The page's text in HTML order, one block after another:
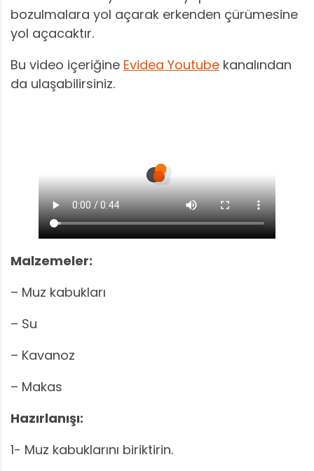
bozulmalara yol açarak erkenden çürümesine
yol açacaktır.
Bu video içeriğine Evidea Youtube kanalından
da ulaşabilirsiniz.
Malzemeler:
– Muz kabukları
– Su
– Kavanoz
– Makas
Hazırlanışı:
1- Muz kabuklarını biriktirin.